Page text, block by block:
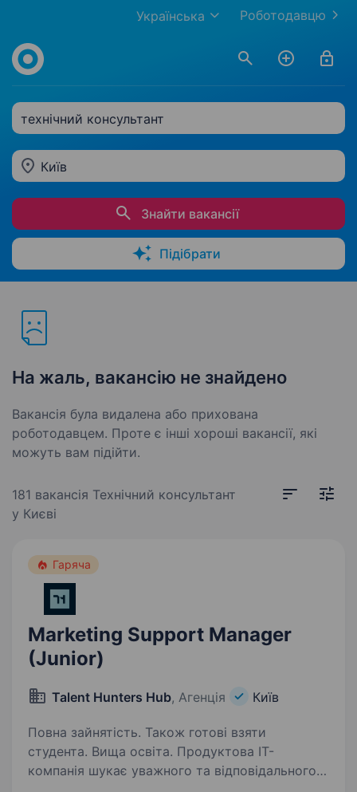
Роботодавцю
Українська
технічний консультант
Київ
Знайти вакансії
Підібрати
На жаль, вакансію не знайдено
Вакансія була видалена або прихована
роботодавцем. Проте є інші хороші вакансії, які
можуть вам підійти.
181 вакансія Технічний консультант
у Києві
Гаряча
Marketing Support Manager
(Junior)
Talent Hunters Hub, Агенція Київ
Повна зайнятість. Також готові взяти
студента. Вища освіта. Продуктова ІТ-
компанія шукає уважного та відповідального